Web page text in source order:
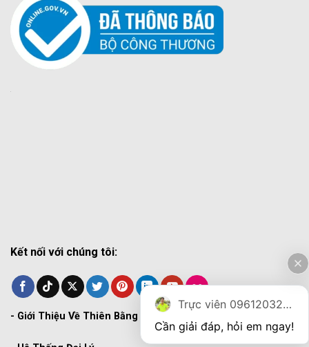
Kết nối với chúng tôi:
- Giới Thiệu Về Thiên Bằng
Trực viên 0961203270
Cần giải đáp, hỏi em ngay!